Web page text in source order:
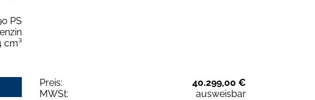
PS
cm³
Preis:
40.299,00 €
MWSt:
ausweisbar